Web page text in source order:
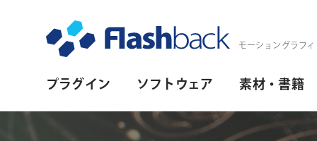
モーショングラフ
プ
プラグイン ソフトウェア 素材・書籍